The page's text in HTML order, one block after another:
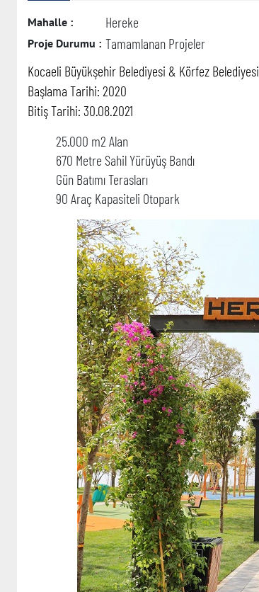
Mahalle : Hereke
Proje Durumu : Tamamlanan Projeler
Kocaeli Büyükşehir Belediyesi & Körfez Belediyesi
Başlama Tarihi: 2020
Bitiş Tarihi: 30.08.2021
25.000 m2 Alan
670 Metre Sahil Yürüyüş Bandı
Gün Batımı Terasları
90 Araç Kapasiteli Otopark